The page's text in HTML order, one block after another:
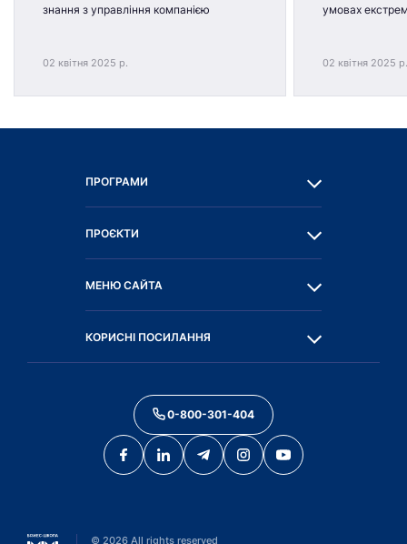
знання з управління компанією
02 квітня 2025 р.
умовах
02 квітня 2025 р.
ПРОГРАМИ
ПРОЄКТИ
МЕНЮ САЙТА
КОРИСНІ ПОСИЛАННЯ
0-800-301-404
© 2026 All rights reserved